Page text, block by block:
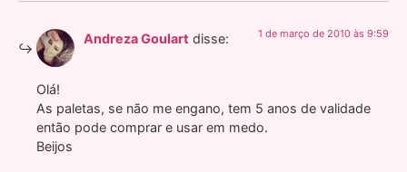
Andreza Goulart disse: 1 de março de 2010 às 9:59
Olá!
As paletas, se não me engano, tem 5 anos de validade
então pode comprar e usar em medo.
Beijos